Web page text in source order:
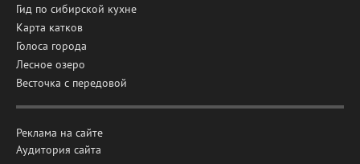
Гид по сибирской кухне
Карта катков
Голоса города
Лесное озеро
Весточка с передовой
Реклама на сайте
Аудитория сайта